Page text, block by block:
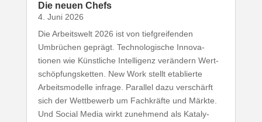
Die neuen Chefs
4. Juni 2026
Die Arbeitswelt 2026 ist von tief­grei­fenden
Umbrüchen geprägt. Tech­no­lo­gische Inno­va­
tionen wie Künst­liche Intel­ligenz verändern Wert­
schöp­fungs­ketten. New Work stellt etablierte
Arbeits­mo­delle infrage. Parallel dazu verschärft
sich der Wett­bewerb um Fach­kräfte und Märkte.
Und Social Media wirkt zunehmend als Kata­ly­